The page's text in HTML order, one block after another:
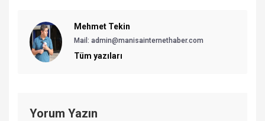
Mehmet Tekin
Mail: admin@manisainternethaber.com
Tüm yazıları
Yorum Yazın